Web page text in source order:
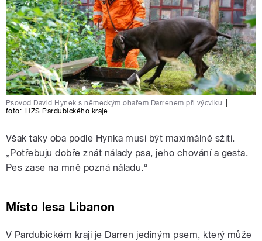
Psovod David Hynek s německým ohařem Darrenem při výcviku
foto: HZS Pardubického kraje
Však taky oba podle Hynka musí být maximálně sžití.
„Potřebuju dobře znát nálady psa, jeho chování a gesta.
Pes zase na mně pozná náladu.“
Místo lesa Libanon
V Pardubickém kraji je Darren jediným psem, který může